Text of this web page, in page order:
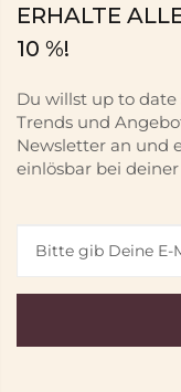
ERHALTE
10 %!
Du willst up to
Trends und
Newsletter an und
einlösbar bei